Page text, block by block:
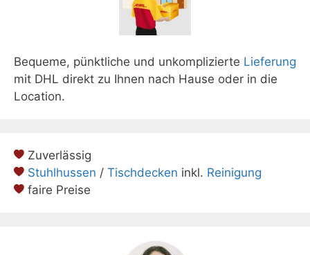
Bequeme, pünktliche und unkomplizierte Lieferung
mit DHL direkt zu Ihnen nach Hause oder in die
Location.
Zuverlässig
Stuhlhussen / Tischdecken inkl. Reinigung
faire Preise